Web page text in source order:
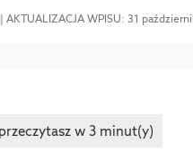
AKTUALIZACJA WPISU: 31